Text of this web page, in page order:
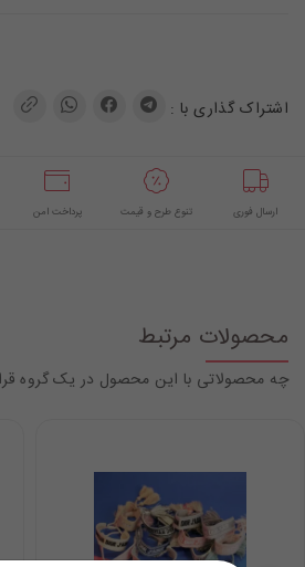
اشتراک گذاری با :
ارسال فوری تنوع طرح و قیمت پرداخت امن
محصولات مرتبط
چه محصولاتی با این محصول در یک گروه